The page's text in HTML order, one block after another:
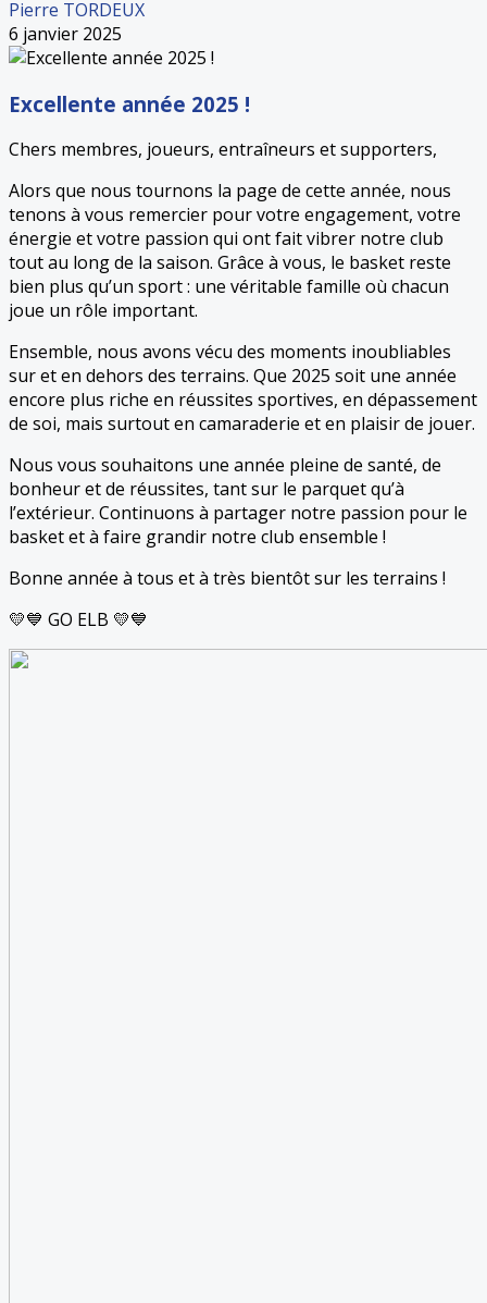
Pierre TORDEUX
6 janvier 2025
Excellente année 2025 !
Chers membres, joueurs, entraîneurs et supporters,
Alors que nous tournons la page de cette année, nous
tenons à vous remercier pour votre engagement, votre
énergie et votre passion qui ont fait vibrer notre club
tout au long de la saison. Grâce à vous, le basket reste
bien plus qu’un sport : une véritable famille où chacun
joue un rôle important.
Ensemble, nous avons vécu des moments inoubliables
sur et en dehors des terrains. Que 2025 soit une année
encore plus riche en réussites sportives, en dépassement
de soi, mais surtout en camaraderie et en plaisir de jouer.
Nous vous souhaitons une année pleine de santé, de
bonheur et de réussites, tant sur le parquet qu’à
l’extérieur. Continuons à partager notre passion pour le
basket et à faire grandir notre club ensemble !
Bonne année à tous et à très bientôt sur les terrains !
💛💙 GO ELB 💛💙